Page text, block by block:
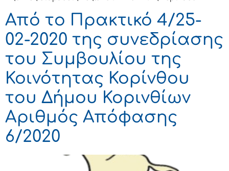
Από το Πρακτικό 4/25-
02-2020 της συνεδρίασης
του Συμβουλίου της
Κοινότητας Κορίνθου
του Δήμου Κορινθίων
Αριθμός Απόφασης
6/2020